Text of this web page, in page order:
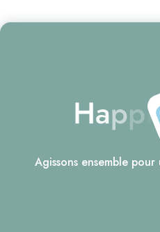
Agissons ensemble